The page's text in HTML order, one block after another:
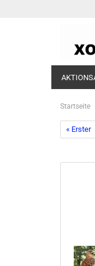
Startseite
« Erster